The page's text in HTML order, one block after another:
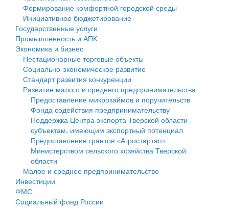
Государственные услуги
Промышленность и АПК
Экономика и бизнес
Символика
Устав
Гостям округа
Туризм
Культура
Образование
Здравоохранение
Социальная защита
Фотоальбом
муниципального округа Тверской области
Администрация Кашинского муниципального округа
Тверской области
Управление сельскими территориями
Открытые данные
Работа с обращениями граждан
Муниципальный контроль
Муниципальные услуги
Проекты административных регламентов
Антимонопольный комплаенс
Финансовое управление
Бюджет для граждан
Имущество
Выявление правообладателей ранее учтенных
объектов недвижимости
Имущественная поддержка субъектов малого и
среднего предпринимательства
Информационная поддержка субъектов малого и
среднего предпринимательства
Муниципальные программы
Формирование комфортной городской среды
Инициативное бюджетирование
Государственные услуги
Промышленность и АПК
Экономика и бизнес
Нестационарные торговые объекты
Социально-экономическое развитие
Стандарт развития конкуренции
Развитие малого и среднего предпринимательства
Предоставление микрозаймов и поручительств
Фонда содействия предпринимательству
Поддержка Центра экспорта Тверской области
субъектам, имеющим экспортный потенциал
Предоставление грантов «Агростартап»
Министерством сельского хозяйства Тверской
области
Малое и среднее предпринимательство
Инвестиции
ФМС
Социальный фонд России